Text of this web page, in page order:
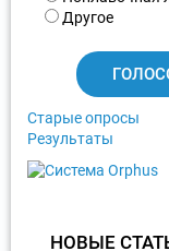
и Другое
Старые опросы
Результаты
НОВЫЕ